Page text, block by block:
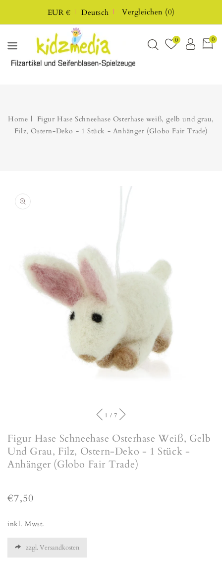
EUR € Deutsch Vergleichen (0)
0 0
Home
Figur Hase Schneehase Osterhase weiß, gelb und grau,
Filz, Ostern-Deko - 1 Stück - Anhänger (Globo Fair Trade)
1 /von
7
Figur Hase Schneehase Osterhase Weiß, Gelb
Und Grau, Filz, Ostern-Deko - 1 Stück -
Anhänger (Globo Fair Trade)
Normaler
€7,50
inkl. Mwst.
zzgl. Versandkosten